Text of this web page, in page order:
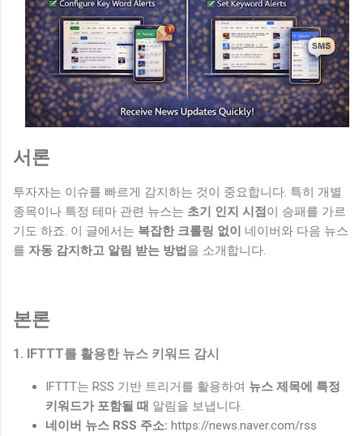
서론
투자자는 이슈를 빠르게 감지하는 것이 중요합니다. 특히 개별
종목이나 특정 테마 관련 뉴스는 초기 인지 시점 이 승패를 가르
기도 하죠. 이 글에서는 복잡한 크롤링 없이
네이버와 다음 뉴스
를 자동 감지하고 알림 받는 방법 을 소개합니다.
본론
1. IFTTT를 활용한 뉴스 키워드 감시
IFTTT는 RSS 기반 트리거를 활용하여 뉴스 제목에 특정
키워드가 포함될 때 알림을 보냅니다.
네이버 뉴스 RSS 주소: https://news.naver.com/rss